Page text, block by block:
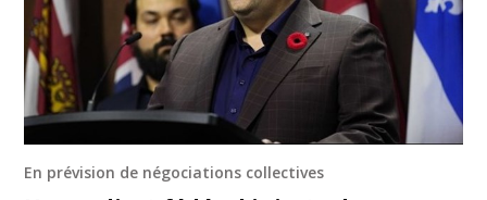
En prévision de négociations collectives